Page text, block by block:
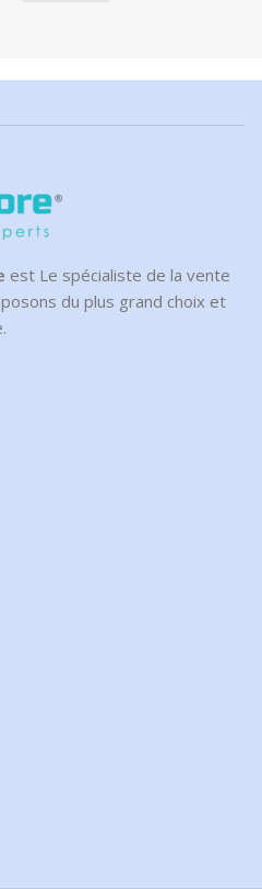
est Le spécialiste de la vente
du plus grand choix et